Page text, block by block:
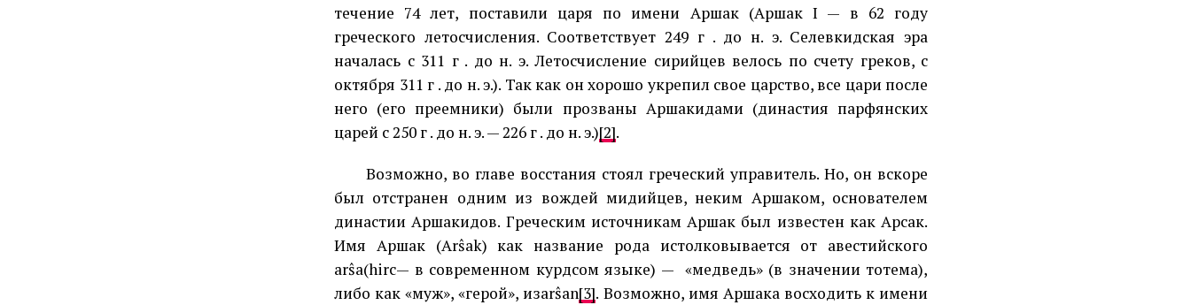
течение 74 лет, поставили царя по имени Аршак (Аршак I — в 62 году
греческого летосчисления. Соответствует 249 г . до н. э. Селевкидская эра
началась с 311 г . до н. э. Летосчисление сирийцев велось по счету греков, с
октября 311 г . до н. э.). Так как он хорошо укрепил свое царство, все цари после
него (его преемники) были прозваны Аршакидами (династия парфянских
царей с 250 г . до н. э. — 226 г . до н. э.)[2].
Возможно, во главе восстания стоял греческий управитель. Но, он вскоре
был отстранен одним из вождей мидийцев, неким Аршаком, основателем
династии Аршакидов. Греческим источникам Аршак был известен как Арсак.
Имя Аршак (Arŝak) как название рода истолковывается от авестийского
arәŝa(hirc— в современном курдсом языке) — «медведь» (в значении тотема),
либо как «муж», «герой», изarŝan[3]. Возможно, имя Аршака восходить к имени